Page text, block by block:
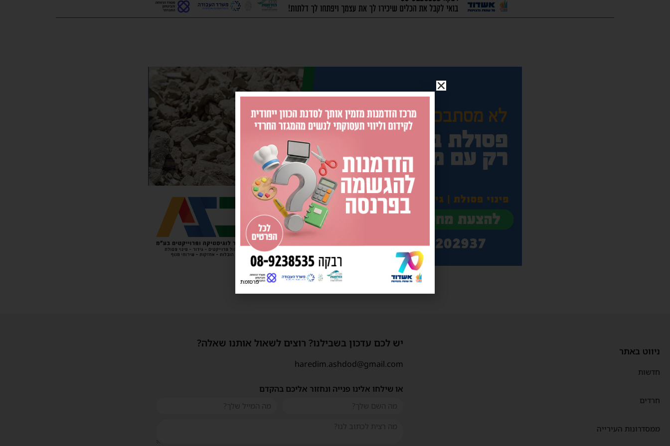
ניווט באתר
חדשות
חרדים
ממסדרונות העירייה
יש לכם עדכון בשבילנו? רוצים לשאול אותנו שאלה?
haredim.ashdod@gmail.com
או שילחו אלינו פנייה ונחזור אליכם בהקדם
פרסומת